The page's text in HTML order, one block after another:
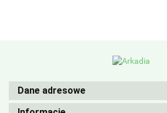
Dane adresowe